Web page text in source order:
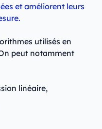
et améliorent leurs
utilisés en
peut notamment
linéaire,